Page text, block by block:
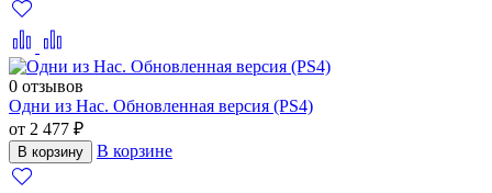
0 отзывов
Одни из Нас. Обновленная версия (PS4)
от 2 477 ₽
В корзину В корзине